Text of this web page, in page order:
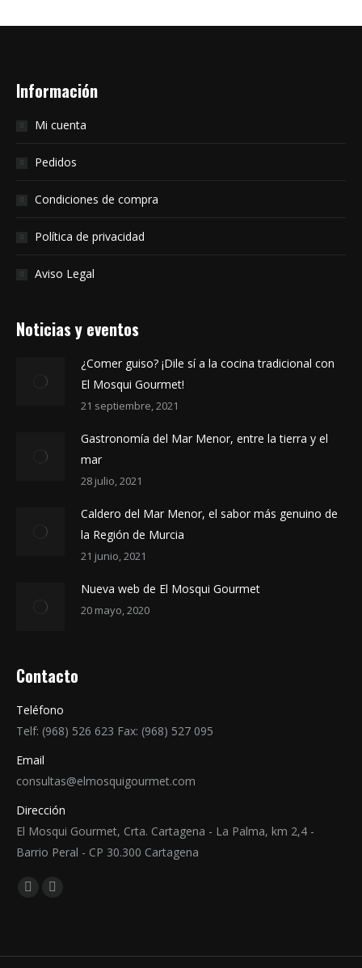
Información
Mi cuenta
Pedidos
Condiciones de compra
Política de privacidad
Aviso Legal
Noticias y eventos
¿Comer guiso? ¡Dile sí a la cocina tradicional con
El Mosqui Gourmet!
21 septiembre, 2021
Gastronomía del Mar Menor, entre la tierra y el
mar
28 julio, 2021
Caldero del Mar Menor, el sabor más genuino de
la Región de Murcia
21 junio, 2021
Nueva web de El Mosqui Gourmet
20 mayo, 2020
Contacto
Teléfono
Telf: (968) 526 623 Fax: (968) 527 095
Email
consultas@elmosquigourmet.com
Dirección
El Mosqui Gourmet, Crta. Cartagena - La Palma, km 2,4 -
Barrio Peral - CP 30.300 Cartagena
Encuéntranos en:
Facebook
in
YouTube
in